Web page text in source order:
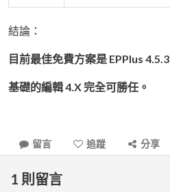
結論：
目前最佳免費方案是 EPPlus 4.5.3
基礎的編輯 4.X 完全可勝任。
留言 追蹤 分享
1 則留言